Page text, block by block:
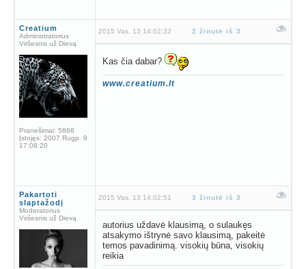
Creatium
Administratorius
Viršesnis už Dievą
Pranešimai: 5868
Įstojęs: 2007 Rugp. 9
17:08:20
2015 Vas. 13 14:02:32 2 žinutė iš 3
Kas čia dabar?
www.creatium.lt
Pakartoti
slaptažodį
Moderatorius
Viršesnis už Dievą
2015 Vas. 13 14:02:51 3 žinutė iš 3
autorius uždavė klausimą, o sulaukęs
atsakymo ištrynė savo klausimą, pakeitė
temos pavadinimą. visokių būna, visokių
reikia